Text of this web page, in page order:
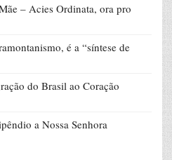
– Acies Ordinata, ora pro
é a “síntese de
do Brasil ao Coração
a Nossa Senhora